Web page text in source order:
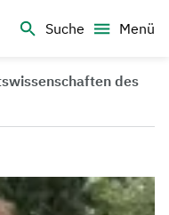
Suche
Menü
des